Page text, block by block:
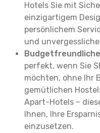
Hotels Sie mit
einzigartigem
persönlichem
und
perfekt, wenn Sie
möchten, ohne Ihr
gemütlichen
Apart-Hotels –
Ihnen, Ihre
einzusetzen.